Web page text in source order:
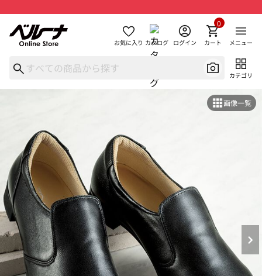
お気に入り カタログ ログイン カート
0
メニュー
カテゴリ
画像一覧